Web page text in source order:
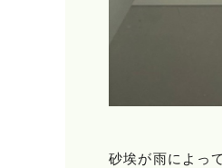
砂埃が雨によっ